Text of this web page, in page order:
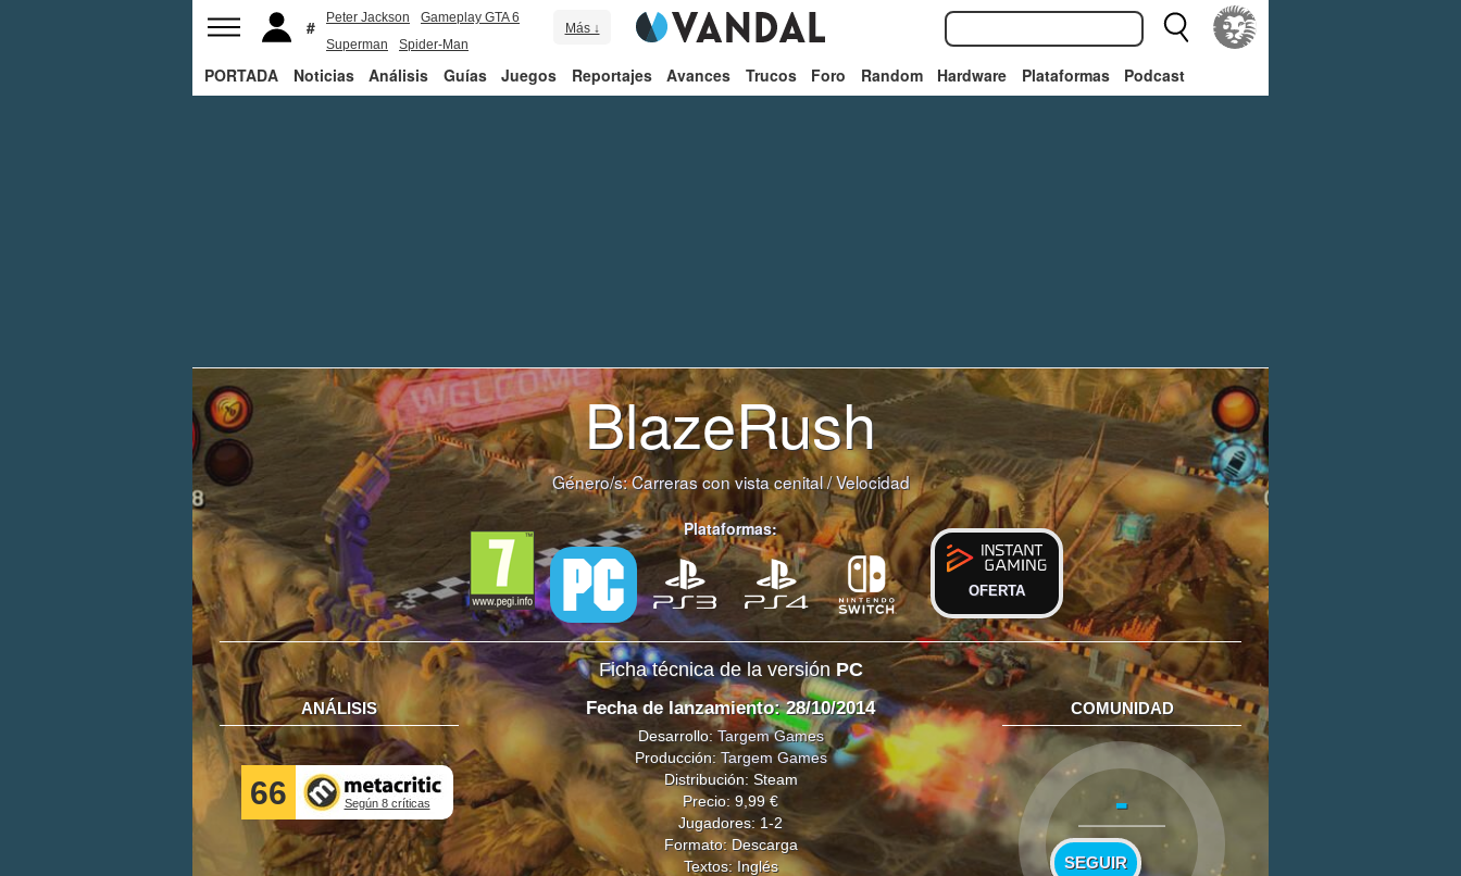
Peter Jackson
Gameplay GTA 6
Superman
Spider-Man
Más ↓
PORTADA Noticias Análisis Guías Juegos Reportajes Avances Trucos Foro Random Hardware Plataformas Podcast
BlazeRush
Género/s:Carreras con vista cenital/Velocidad
Plataformas:
OFERTA
Ficha técnica de la versión PC
ANÁLISIS
66 Según 8 críticas
Fecha de lanzamiento: 28/10/2014
Desarrollo:Targem Games
Producción:Targem Games
Distribución: Steam
Precio: 9,99 €
Jugadores: 1-2
Formato: Descarga
Textos: Inglés
COMUNIDAD
-
SEGUIR